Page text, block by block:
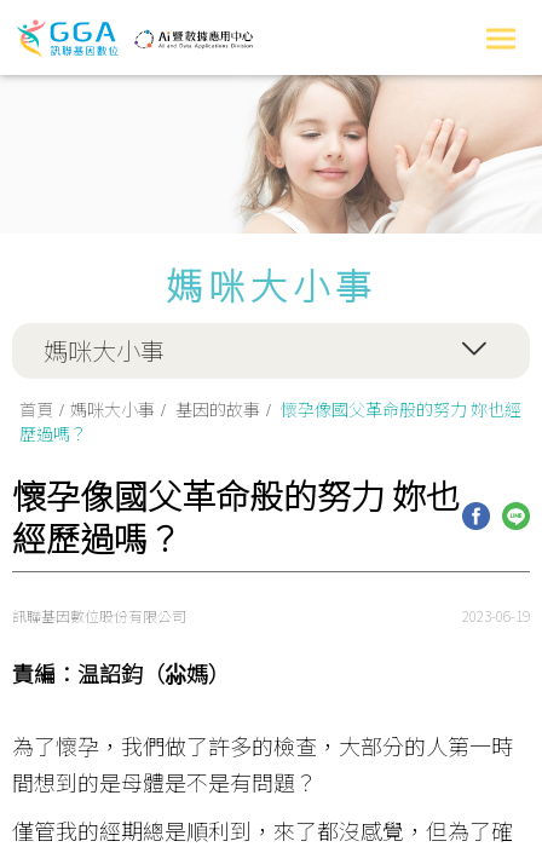
媽咪大小事
媽咪大小事
首頁 媽咪大小事 基因的故事
懷孕像國父革命般的努力 妳也經
歷過嗎？
懷孕像國父革命般的努力 妳也
經歷過嗎？
訊聯基因數位股份有限公司 2023-06-19
責編：温詔鈞（尛媽）
為了懷孕，我們做了許多的檢查，大部分的人第一時
間想到的是母體是不是有問題？
僅管我的經期總是順利到，來了都沒感覺，但為了確